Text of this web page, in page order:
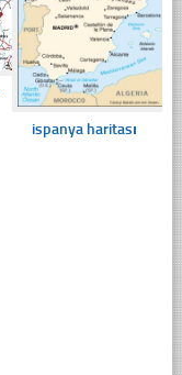
ispanya haritası